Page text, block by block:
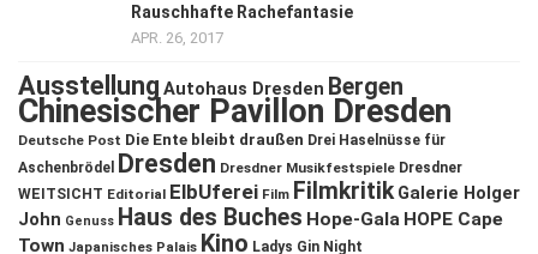
Rauschhafte Rachefantasie
APR. 26, 2017
Ausstellung Autohaus Dresden Bergen
Chinesischer Pavillon Dresden
Deutsche Post Die Ente bleibt draußen Drei Haselnüsse für
Aschenbrödel
Dresden Dresdner Musikfestspiele Dresdner
WEITSICHT Editorial ElbUferei Film Filmkritik Galerie Holger
John Genuss Haus des Buches Hope-Gala HOPE Cape
Town Japanisches Palais Kino Ladys Gin Night